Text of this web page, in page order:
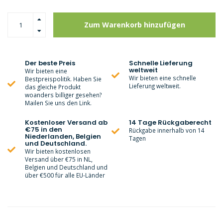
Zum Warenkorb hinzufügen
Der beste Preis
Wir bieten eine
Bestpreispolitik. Haben Sie
das gleiche Produkt
woanders billiger gesehen?
Mailen Sie uns den Link.
Schnelle Lieferung
weltweit
Wir bieten eine schnelle
Lieferung weltweit.
Kostenloser Versand ab
€75 in den
Niederlanden, Belgien
und Deutschland.
Wir bieten kostenlosen
Versand über €75 in NL,
Belgien und Deutschland und
über €500 für alle EU-Länder
14 Tage Rückgaberecht
Rückgabe innerhalb von 14
Tagen